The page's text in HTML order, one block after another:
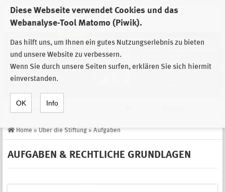
Diese Webseite verwendet Cookies und das
Webanalyse-Tool Matomo (Piwik).
Das hilft uns, um Ihnen ein gutes Nutzungserlebnis zu bieten
und unsere Website zu verbessern.
Wenn Sie durch unsere Seiten surfen, erklären Sie sich hiermit
einverstanden.
OK Info
Zur Auswahl der Einrichtungen der
Stiftung Sächsische Gedenkstätten
Home » Über die Stiftung » Aufgaben
AUFGABEN & RECHTLICHE GRUNDLAGEN